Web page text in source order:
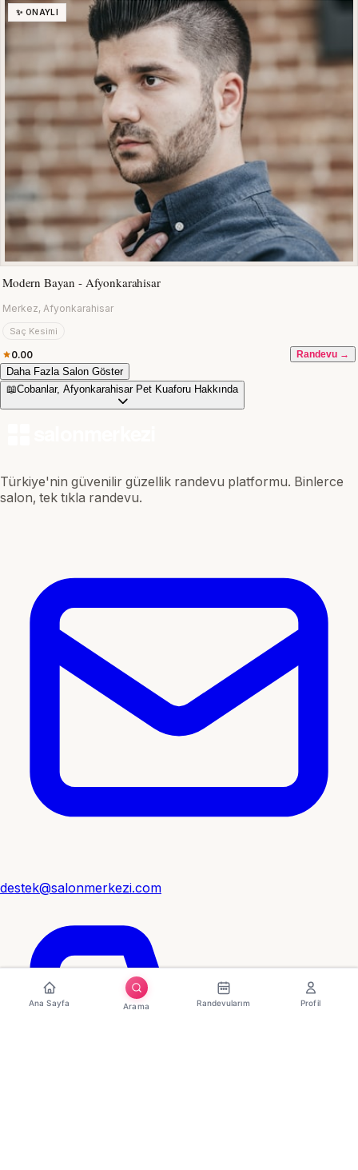
✨ ONAYLI
Modern Bayan - Afyonkarahisar
Merkez, Afyonkarahisar
Saç Kesimi
0.00 Randevu →
Daha Fazla Salon Göster
📖Cobanlar, Afyonkarahisar Pet Kuaforu Hakkında
Türkiye'nin güvenilir güzellik randevu platformu. Binlerce
salon, tek tıkla randevu.
destek@salonmerkezi.com
Ana Sayfa Arama Randevularım Profil